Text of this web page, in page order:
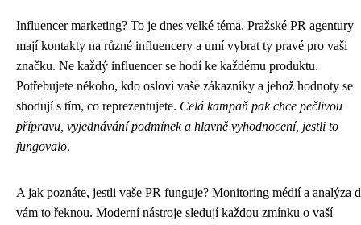
Influencer marketing? To je dnes velké téma. Pražské PR agentury
mají kontakty na různé influencery a umí vybrat ty pravé pro vaši
značku. Ne každý influencer se hodí ke každému produktu.
Potřebujete někoho, kdo osloví vaše zákazníky a jehož hodnoty se
shodují s tím, co reprezentujete. Celá kampaň pak chce pečlivou
přípravu, vyjednávání podmínek a hlavně vyhodnocení, jestli to
fungovalo.
A jak poznáte, jestli vaše PR funguje? Monitoring médií a analýza
vám to řeknou. Moderní nástroje sledují každou zmínku o vaší